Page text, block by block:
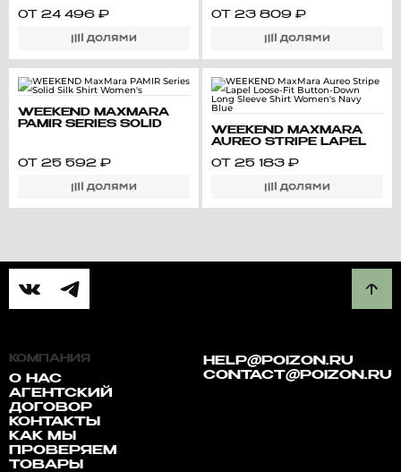
SHIRT WOMEN'S BLACK
ОТ 24 496 ₽
ROUND NECK PRINT
WOMEN'S FLORAL
ОТ 23 809 ₽
WEEKEND MAXMARA
PAMIR SERIES SOLID
ОТ 25 592 ₽
WEEKEND MAXMARA
AUREO STRIPE LAPEL
DOWN LONG SLEEVE
ОТ 25 183 ₽
КОМПАНИЯ
О НАС
АГЕНТСКИЙ
ДОГОВОР
КОНТАКТЫ
КАК МЫ
ПРОВЕРЯЕМ
ТОВАРЫ
HELP@POIZON.RU
CONTACT@POIZON.RU